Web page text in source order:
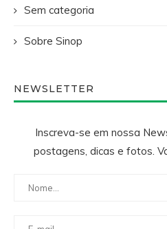
Sem categoria
Sobre Sinop
NEWSLETTER
Inscreva-se em nossa
postagens, dicas e fotos.